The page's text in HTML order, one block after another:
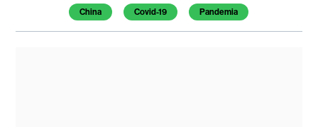
Temas de este artículo
China Covid-19 Pandemia